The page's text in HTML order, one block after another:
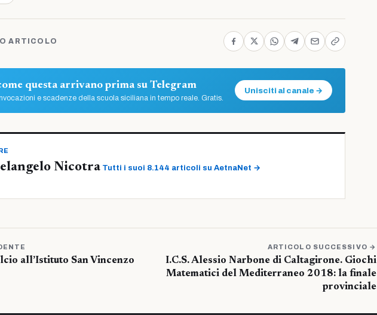
ARTICOLO
questa arrivano prima su Telegram
e scadenze della scuola siciliana in tempo reale. Gratis.
Unisciti al canale →
Nicotra Tutti i suoi 8.144 articoli su AetnaNet →
all’Istituto San Vincenzo
ARTICOLO SUCCESSIVO →
I.C.S. Alessio Narbone di Caltagirone. Giochi
Matematici del Mediterraneo 2018: la finale
provinciale